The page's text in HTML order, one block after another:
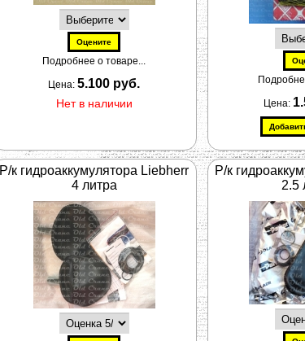
Подробнее о товаре...
Цена:5.100 руб.
Нет в наличии Цена:
Р/к гидроаккумулятора Liebherr
4 литра
Р/к
2.5